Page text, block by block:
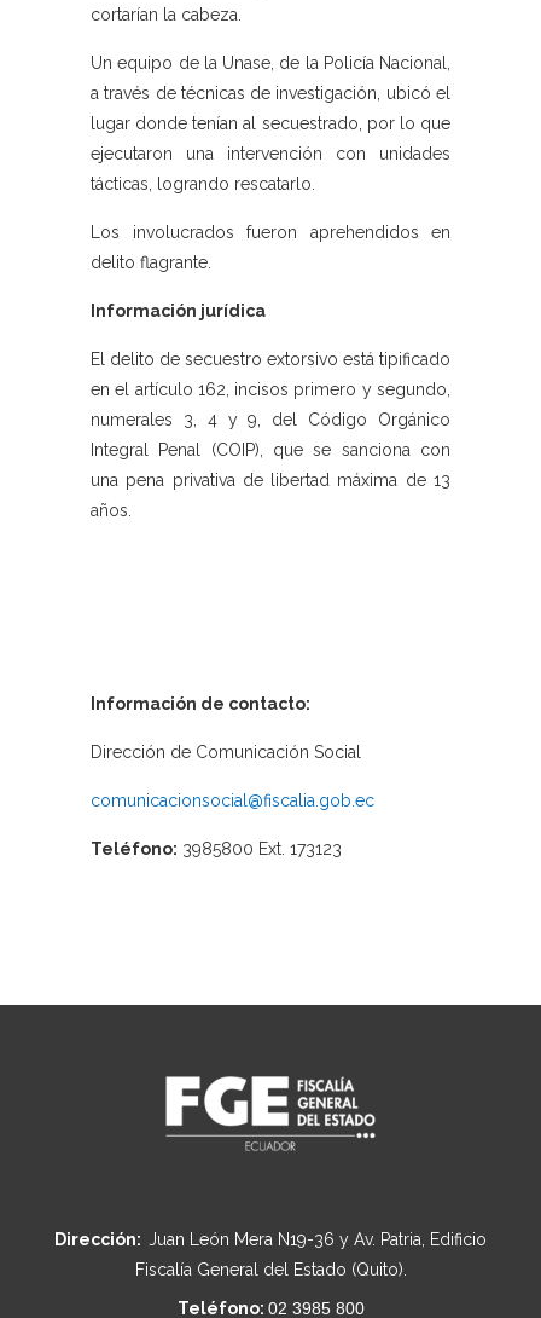
cortarían la cabeza.
Un equipo de la Unase, de la Policía Nacional,
a través de técnicas de investigación, ubicó el
lugar donde tenían al secuestrado, por lo que
ejecutaron una intervención con unidades
tácticas, logrando rescatarlo.
Los involucrados fueron aprehendidos en
delito flagrante.
Información jurídica
El delito de secuestro extorsivo está tipificado
en el artículo 162, incisos primero y segundo,
numerales 3, 4 y 9, del Código Orgánico
Integral Penal (COIP), que se sanciona con
una pena privativa de libertad máxima de 13
años.
Información de contacto:
Dirección de Comunicación Social
comunicacionsocial@fiscalia.gob.ec
Teléfono: 3985800 Ext. 173123
Dirección: Juan León Mera N19-36 y Av. Patria, Edificio
Fiscalía General del Estado (Quito).
Teléfono: 02 3985 800